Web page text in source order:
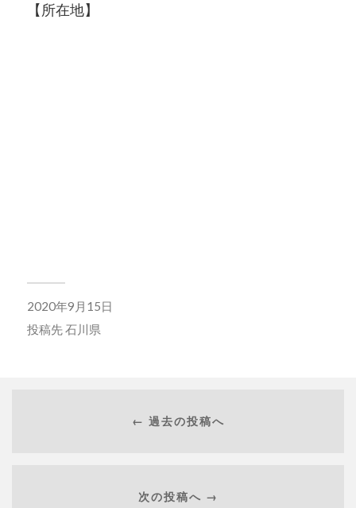
【所在地】
2020年9月15日
投稿先石川県
← 過去の投稿へ
次の投稿へ →